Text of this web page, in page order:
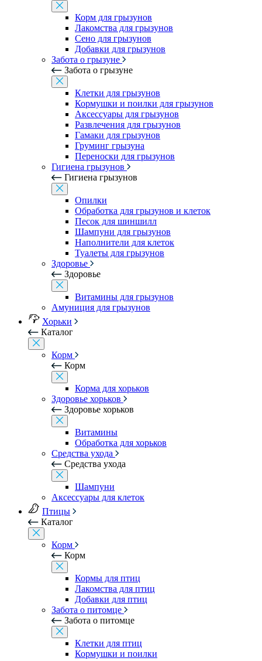
Корм для грызунов
Лакомства для грызунов
Сено для грызунов
Добавки для грызунов
Забота о грызуне
Забота о грызуне
Клетки для грызунов
Кормушки и поилки для грызунов
Аксессуары для грызунов
Развлечения для грызунов
Гамаки для грызунов
Груминг грызуна
Переноски для грызунов
Гигиена грызунов
Гигиена грызунов
Опилки
Обработка для грызунов и клеток
Песок для шиншилл
Шампуни для грызунов
Наполнители для клеток
Туалеты для грызунов
Здоровье
Здоровье
Витамины для грызунов
Амуниция для грызунов
Хорьки
Каталог
Корм
Корм
Корма для хорьков
Здоровье хорьков
Здоровье хорьков
Витамины
Обработка для хорьков
Средства ухода
Средства ухода
Шампуни
Аксессуары для клеток
Птицы
Каталог
Корм
Корм
Кормы для птиц
Лакомства для птиц
Добавки для птиц
Забота о питомце
Забота о питомце
Клетки для птиц
Кормушки и поилки